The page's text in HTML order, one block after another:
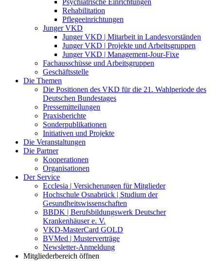
Psychiatrische Einrichtungen
Rehabilitation
Pflegeeinrichtungen
Junger VKD
Junger VKD | Mitarbeit in Landesvorständen
Junger VKD | Projekte und Arbeitsgruppen
Junger VKD | Management-Jour-Fixe
Fachausschüsse und Arbeitsgruppen
Geschäftsstelle
Die Themen
Die Positionen des VKD für die 21. Wahlperiode des
Deutschen Bundestages
Pressemitteilungen
Praxisberichte
Sonderpublikationen
Initiativen und Projekte
Die Veranstaltungen
Die Partner
Kooperationen
Organisationen
Der Service
Ecclesia | Versicherungen für Mitglieder
Hochschule Osnabrück | Studium der
Gesundheitswissenschaften
BBDK | Berufsbildungswerk Deutscher
Krankenhäuser e. V.
VKD-MasterCard GOLD
BVMed | Musterverträge
Newsletter-Anmeldung
Mitgliederbereich öffnen